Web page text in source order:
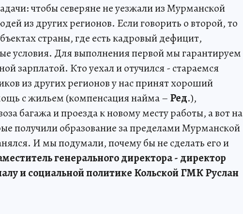
чтобы северяне не уезжали из Мурманской
из других регионов. Если говорить о второй, то
страны, где есть кадровый дефицит,
условия. Для выполнения первой мы гарантируем
зарплатой. Кто уехал и отучился - стараемся
из других регионов у нас принят хороший
с жильем (компенсация найма – Ред.),
багажа и проезда к новому месту работы, а вот на
получили образование за пределами Мурманской
И мы подумали, почему бы не сделать его и
генерального директора - директор
и социальной политике Кольской ГМК Руслан